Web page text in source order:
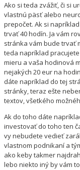
Ako si teda zvážiť, či si
vlastnú päsť alebo
prepočet. Ak si
trvať 40 hodín. Ja vám
stránka vám bude trvať
teda napríklad
mieru a vaša hodinová
nejakých 20 eur na
dáte napríklad do tej
stránky, teraz ešte
textov, všetkého
Ak do toho dáte
investovať do toho ten
vy nebudete vedieť
vlastnom podnikaní a
ako keby takmer
lebo niekto iný by vám